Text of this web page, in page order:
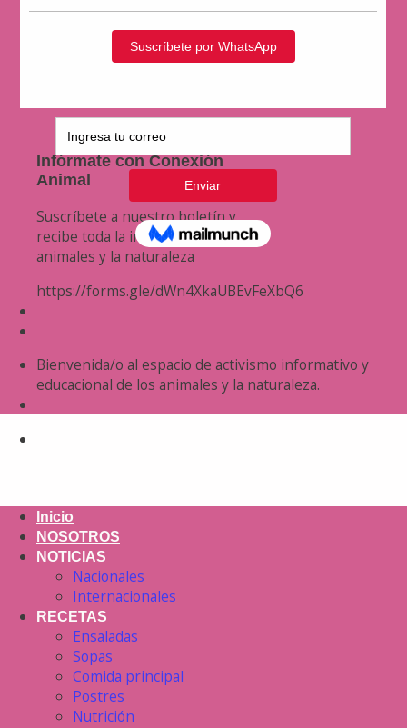
Infórmate con Conexión
Animal
Suscríbete a nuestro boletín y
recibe toda la información de los
animales y la naturaleza
https://forms.gle/dWn4XkaUBEvFeXbQ6
Bienvenida/o al espacio de activismo informativo y
educacional de los animales y la naturaleza.
Inicio
NOSOTROS
NOTICIAS
Nacionales
Internacionales
RECETAS
Ensaladas
Sopas
Comida principal
Postres
Nutrición